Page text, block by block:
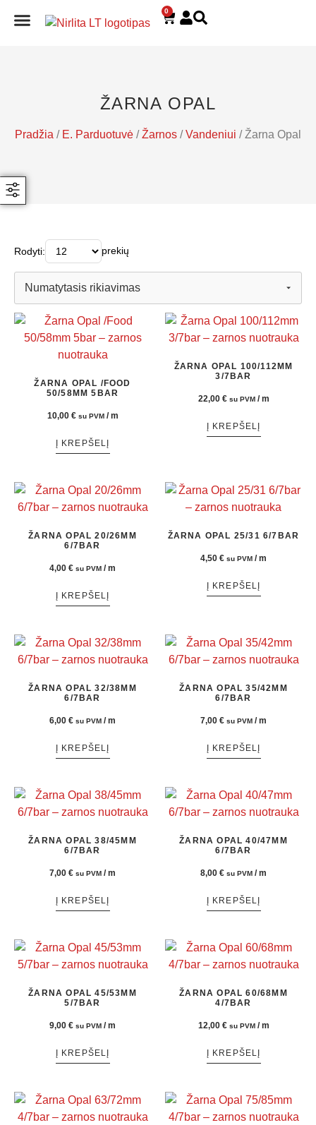
0
ŽARNA OPAL
Pradžia / E. Parduotuvė /Žarnos /Vandeniui / Žarna Opal
Rodyti: prekių
ŽARNA OPAL /FOOD
50/58MM 5BAR
10,00 € su PVM / m
Į KREPŠELĮ
ŽARNA OPAL 100/112MM
3/7BAR
22,00 € su PVM / m
Į KREPŠELĮ
ŽARNA OPAL 20/26MM
6/7BAR
4,00 € su PVM / m
Į KREPŠELĮ
ŽARNA OPAL 25/31 6/7BAR
4,50 € su PVM / m
Į KREPŠELĮ
ŽARNA OPAL 32/38MM
6/7BAR
6,00 € su PVM / m
Į KREPŠELĮ
ŽARNA OPAL 35/42MM
6/7BAR
7,00 € su PVM / m
Į KREPŠELĮ
ŽARNA OPAL 38/45MM
6/7BAR
7,00 € su PVM / m
Į KREPŠELĮ
ŽARNA OPAL 40/47MM
6/7BAR
8,00 € su PVM / m
Į KREPŠELĮ
ŽARNA OPAL 45/53MM
5/7BAR
9,00 € su PVM / m
Į KREPŠELĮ
ŽARNA OPAL 60/68MM
4/7BAR
12,00 € su PVM / m
Į KREPŠELĮ